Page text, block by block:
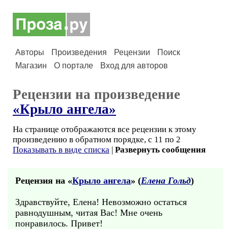
Авторы Произведения Рецензии
Поиск
Магазин
О портале Вход для авторов
Рецензии на произведение
«Крыло ангела»
На странице отображаются все рецензии к этому
произведению в обратном порядке, с 11 по 2
Показывать в виде списка | Развернуть сообщения
Рецензия на «Крыло ангела» (Елена Гольд)
Здравствуйте, Елена! Невозможно остаться
равнодушным, читая Вас! Мне очень
понравилось. Привет!